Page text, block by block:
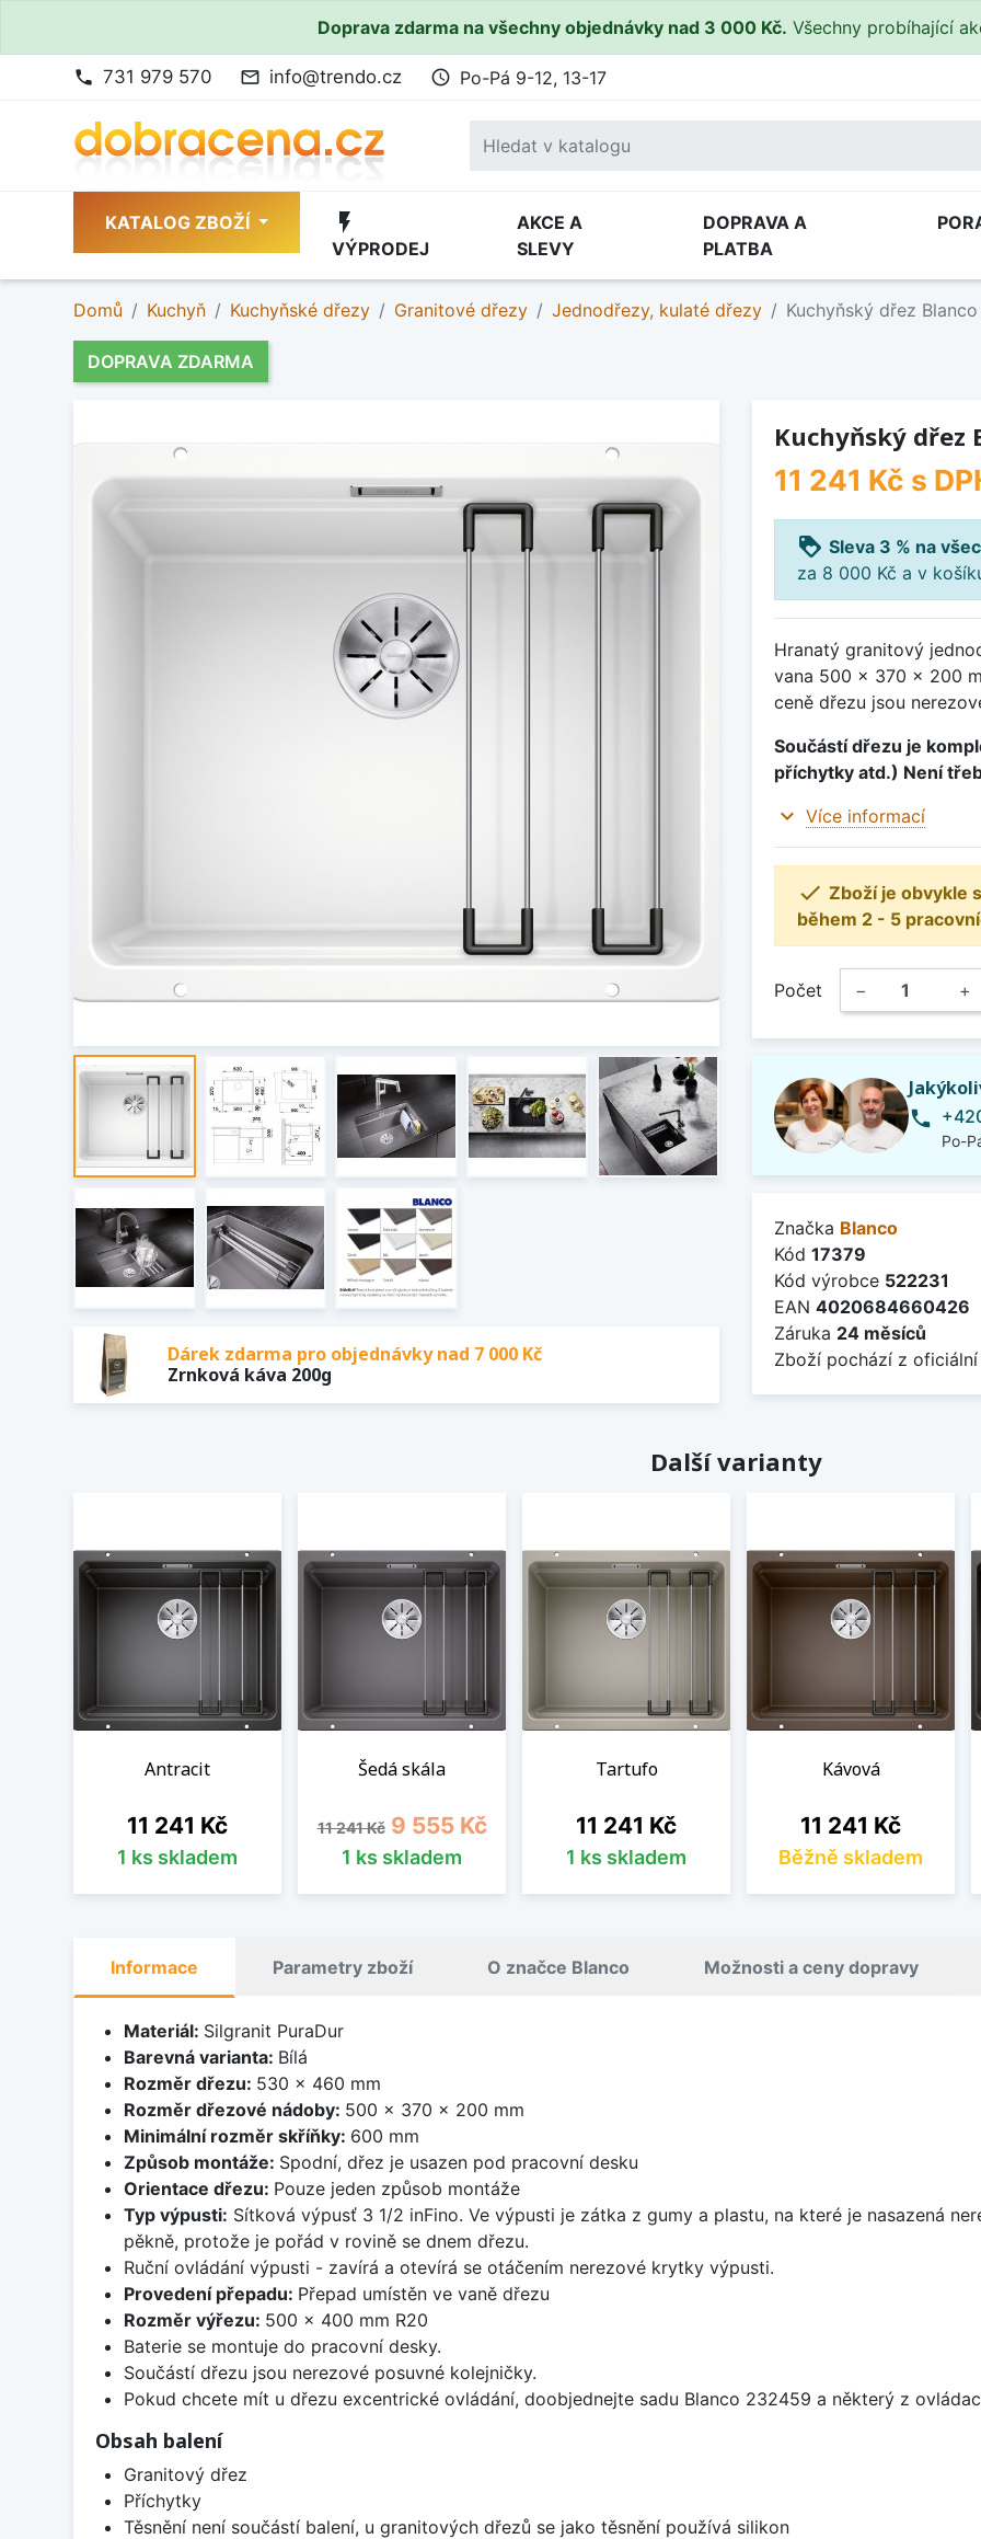
Doprava zdarma na všechny objednávky nad 3 000 Kč. Všechny probíhající
phone 731 979 570 mail_outline info@trendo.cz access_time Po-Pá 9-12, 13-17
KATALOG ZBOŽÍ flash_on
VÝPRODEJ
AKCE A
SLEVY
DOPRAVA A
PLATBA
Domů Kuchyň Kuchyňské dřezy Granitové dřezy Jednodřezy, kulaté dřezy Kuchyňský dřez
DOPRAVA ZDARMA
Dárek zdarma pro objednávky nad 7 000 Kč
Zrnková káva 200g
Kuchyňský dřez
11 241 Kč s
loyalty Sleva 3 % na
za 8 000 Kč a v
Hranatý granitový
vana 500 x 370 x 200
ceně dřezu jsou
Součástí dřezu je
příchytky atd.) Není
expand_more Více informací
 Zboží je obvykle
během 2 - 5
Počet − +
phone
Po-
Značka Blanco
Kód 17379
Kód výrobce 522231
EAN 4020684660426
Záruka 24 měsíců
Zboží pochází z
Další varianty
Antracit
Cena
11 241 Kč
1 ks skladem
Šedá skála
Běžná cena
11 241 Kč Cena
9 555 Kč
1 ks skladem
Tartufo
Cena
11 241 Kč
1 ks skladem
Kávová
Cena
11 241 Kč
Běžně skladem
Informace Parametry zboží O značce Blanco Možnosti a ceny dopravy
Materiál: Silgranit PuraDur
Barevná varianta: Bílá
Rozměr dřezu: 530 x 460 mm
Rozměr dřezové nádoby: 500 x 370 x 200 mm
Minimální rozměr skříňky: 600 mm
Způsob montáže: Spodní, dřez je usazen pod pracovní desku
Orientace dřezu: Pouze jeden způsob montáže
Typ výpusti: Sítková výpusť 3 1/2 inFino. Ve výpusti je zátka z gumy a plastu, na které je nasazená
pěkně, protože je pořád v rovině se dnem dřezu.
Ruční ovládání výpusti - zavírá a otevírá se otáčením nerezové krytky výpusti.
Provedení přepadu: Přepad umístěn ve vaně dřezu
Rozměr výřezu: 500 x 400 mm R20
Baterie se montuje do pracovní desky.
Součástí dřezu jsou nerezové posuvné kolejničky.
Pokud chcete mít u dřezu excentrické ovládání, doobjednejte sadu Blanco 232459 a některý z
Obsah balení
Granitový dřez
Příchytky
Těsnění není součástí balení, u granitových dřezů se jako těsnění používá silikon